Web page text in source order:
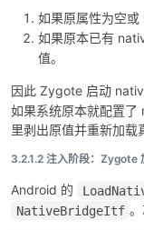
如果原属性为空或
如果原本已有
值。
因此 Zygote 启动
如果系统原本就配置
里剥出原值并重新加载
3.2.1.2 注入阶段：Zygote
Android 的
NativeBridgeItf